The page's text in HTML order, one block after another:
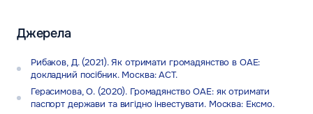
Джерела
Рибаков, Д. (2021). Як отримати громадянство в ОАЕ:
докладний посібник. Москва: АСТ.
Герасимова, О. (2020). Громадянство ОАЕ: як отримати
паспорт держави та вигідно інвестувати. Москва: Ексмо.